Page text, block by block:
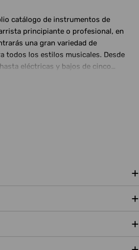
catálogo de instrumentos de
principiante o profesional, en
una gran variedad de
todos los estilos musicales. Desde
eléctricas y bajos de cinco
con amplificadores de